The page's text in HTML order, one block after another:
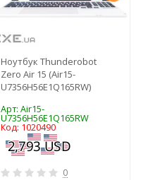
Ноутбук Thunderobot
Zero Air 15 (Air15-
U7356H56E1Q165RW)
Арт: Air15-
U7356H56E1Q165RW
Код: 1020490
0